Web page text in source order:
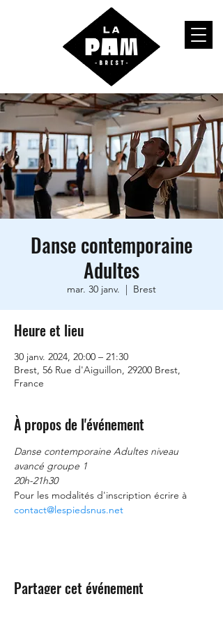
Danse contemporaine
Adultes
mar. 30 janv.
  |
Brest
Heure et lieu
30 janv. 2024, 20:00 – 21:30
Brest, 56 Rue d'Aiguillon, 29200 Brest,
France
À propos de l'événement
Danse contemporaine Adultes niveau
avancé groupe 1
20h-21h30
Pour les modalités d'inscription écrire à
contact@lespiedsnus.net
Partager cet événement